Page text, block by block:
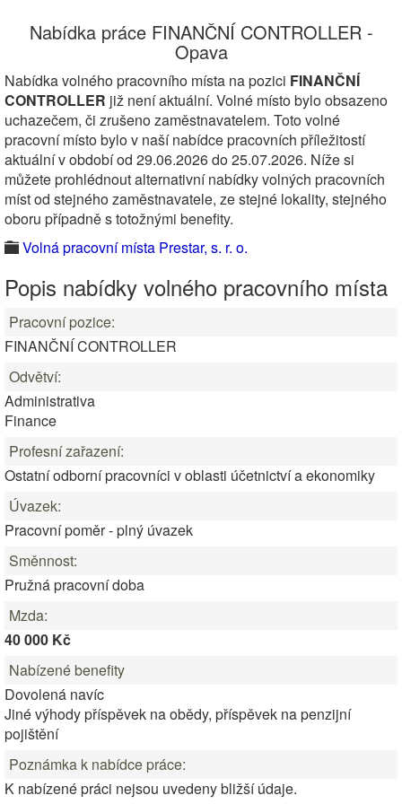
Nabídka práce FINANČNÍ CONTROLLER -
Opava
Nabídka volného pracovního místa na pozici FINANČNÍ
CONTROLLER již není aktuální. Volné místo bylo obsazeno
uchazečem, či zrušeno zaměstnavatelem. Toto volné
pracovní místo bylo v naší nabídce pracovních příležitostí
aktuální v období od 29.06.2026 do 25.07.2026. Níže si
můžete prohlédnout alternativní nabídky volných pracovních
míst od stejného zaměstnavatele, ze stejné lokality, stejného
oboru případně s totožnými benefity.
Volná pracovní místa Prestar, s. r. o.
Popis nabídky volného pracovního místa
Pracovní pozice:
FINANČNÍ CONTROLLER
Odvětví:
Administrativa
Finance
Profesní zařazení:
Ostatní odborní pracovníci v oblasti účetnictví a ekonomiky
Úvazek:
Pracovní poměr - plný úvazek
Směnnost:
Pružná pracovní doba
Mzda:
40 000 Kč
Nabízené benefity
Dovolená navíc
Jiné výhody příspěvek na obědy, příspěvek na penzijní
pojištění
Poznámka k nabídce práce:
K nabízené práci nejsou uvedeny bližší údaje.